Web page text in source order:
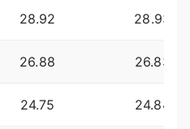
28.92 28.9382
26.88 26.8300
24.75 24.8488